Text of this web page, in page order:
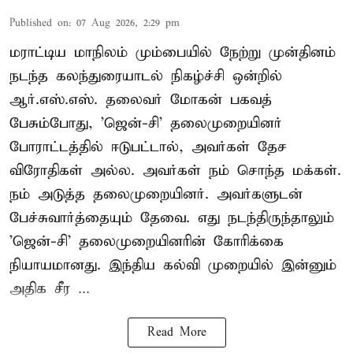
Published on: 07 Aug 2026, 2:29 pm
மராட்டிய மாநிலம் மும்பையில் நேற்று முன்தினம்
நடந்த கலந்துரையாடல் நிகழ்ச்சி ஒன்றில்
ஆர்.எஸ்.எஸ். தலைவர் மோகன் பகவத்
பேசும்போது, 'ஜென்-சி' தலைமுறையினர்
போராட்டத்தில் ஈடுபட்டால், அவர்கள் தேச
விரோதிகள் அல்ல. அவர்கள் நம் சொந்த மக்கள்.
நம் அடுத்த தலைமுறையினர். அவர்களுடன்
பேச்சுவார்த்தையும் தேவை. எது நடந்திருந்தாலும்
'ஜென்-சி' தலைமுறையினரின் கோரிக்கை
நியாயமானது. இந்திய கல்வி முறையில் இன்னும்
அதிக சீர ...
Read More